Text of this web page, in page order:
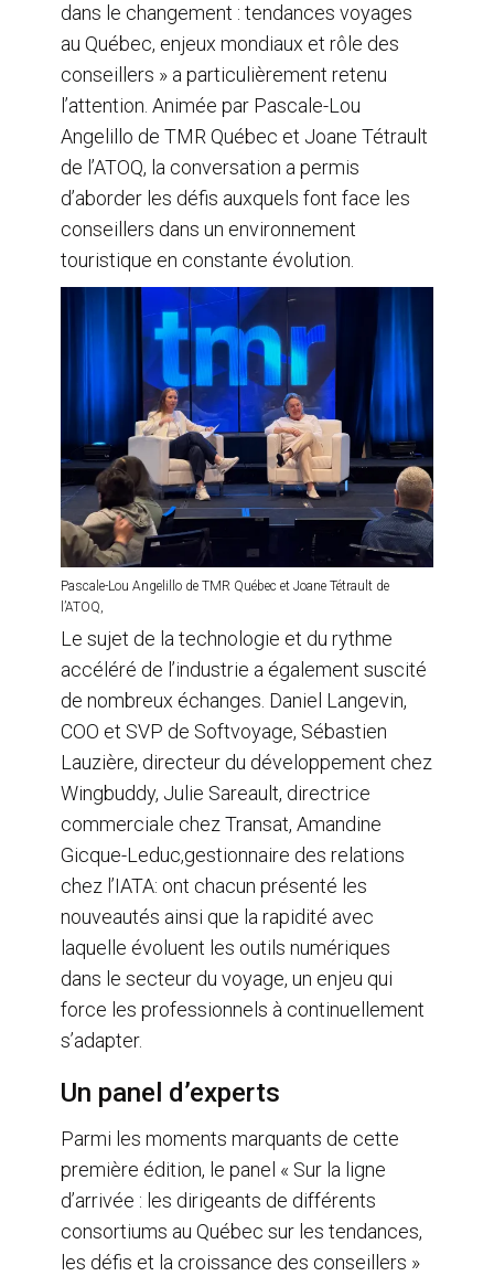
dans le changement : tendances voyages
au Québec, enjeux mondiaux et rôle des
conseillers » a particulièrement retenu
l’attention. Animée par Pascale-Lou
Angelillo de TMR Québec et Joane Tétrault
de l’ATOQ, la conversation a permis
d’aborder les défis auxquels font face les
conseillers dans un environnement
touristique en constante évolution.
Pascale-Lou Angelillo de TMR Québec et Joane Tétrault de
l’ATOQ,
Le sujet de la technologie et du rythme
accéléré de l’industrie a également suscité
de nombreux échanges. Daniel Langevin,
COO et SVP de Softvoyage, Sébastien
Lauzière, directeur du développement chez
Wingbuddy, Julie Sareault, directrice
commerciale chez Transat, Amandine
Gicque-Leduc,gestionnaire des relations
chez l’IATA: ont chacun présenté les
nouveautés ainsi que la rapidité avec
laquelle évoluent les outils numériques
dans le secteur du voyage, un enjeu qui
force les professionnels à continuellement
s’adapter.
Un panel d’experts
Parmi les moments marquants de cette
première édition, le panel « Sur la ligne
d’arrivée : les dirigeants de différents
consortiums au Québec sur les tendances,
les défis et la croissance des conseillers »